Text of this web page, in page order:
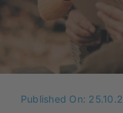
Published On: